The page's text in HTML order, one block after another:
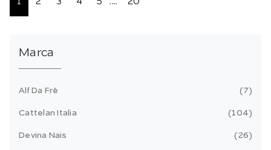
1 2 3 4 5 .... 20
Marca
Alf Da Frè 7
Cattelan Italia 104
Devina Nais 26